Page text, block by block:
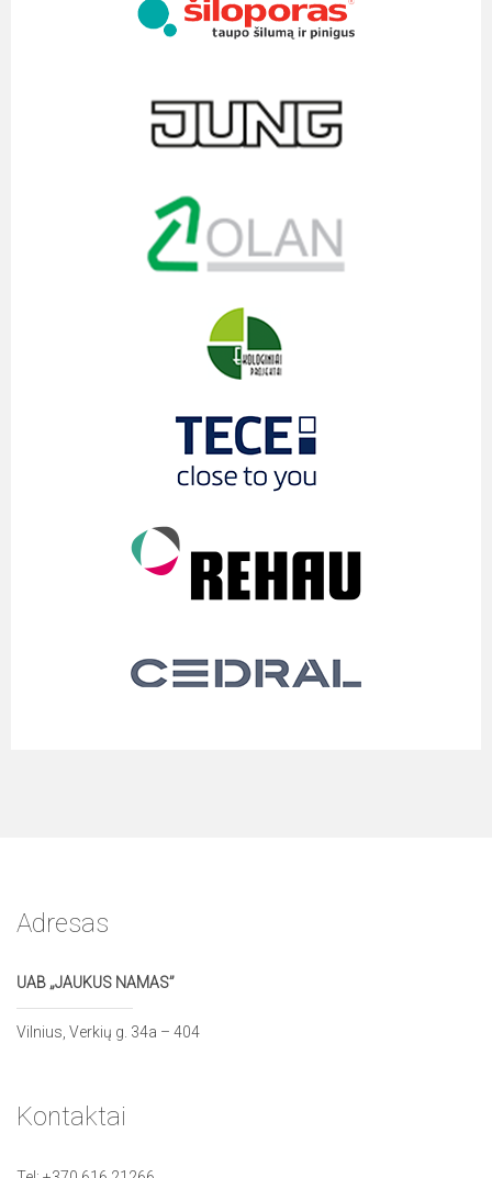
Adresas
UAB „JAUKUS NAMAS”
Vilnius, Verkių g. 34a – 404
Kontaktai